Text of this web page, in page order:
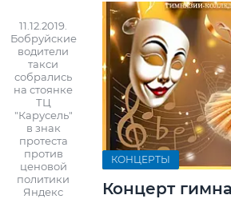
11.12.2019.
Бобруйские
водители
такси
собрались
на стоянке
ТЦ
"Карусель"
в знак
протеста
против
ценовой
политики
Яндекс
КОНЦЕРТЫ
Концерт